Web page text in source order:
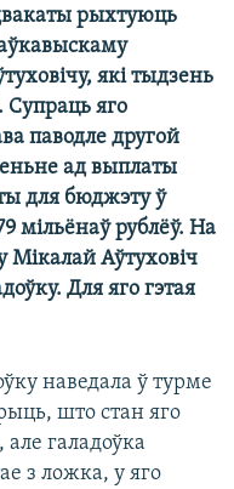
рыхтуюць
які тыдзень
Супраць яго
паводле другой
ад выплаты
для бюджэту ў
мільёнаў рублёў. На
Мікалай Аўтуховіч
Для яго гэтая
наведала ў турме
што стан яго
галадоўка
з ложка, у яго